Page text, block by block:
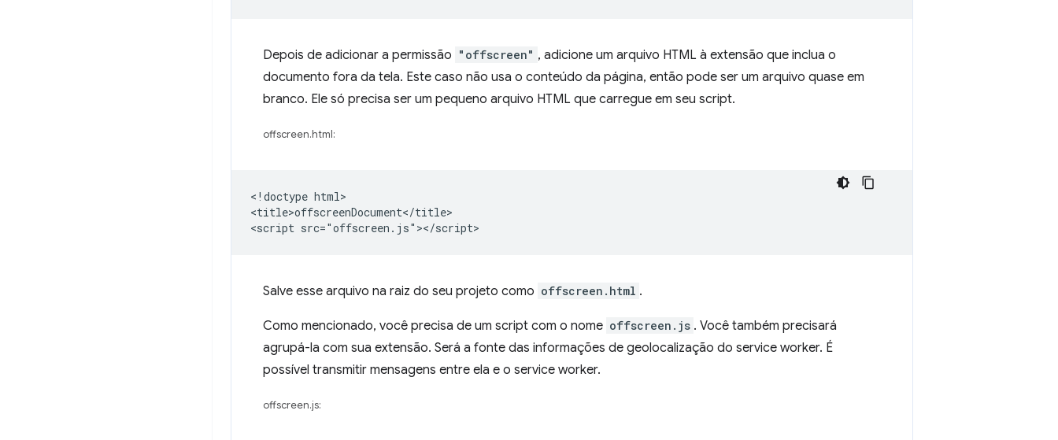
Depois de adicionar a permissão "offscreen" , adicione um arquivo HTML à extensão que inclua o
documento fora da tela. Este caso não usa o conteúdo da página, então pode ser um arquivo quase em
branco. Ele só precisa ser um pequeno arquivo HTML que carregue em seu script.
offscreen.html:
<!doctype html>
<title>offscreenDocument</title>
Salve esse arquivo na raiz do seu projeto como offscreen.html .
Como mencionado, você precisa de um script com o nome offscreen.js . Você também precisará
agrupá-la com sua extensão. Será a fonte das informações de geolocalização do service worker. É
possível transmitir mensagens entre ela e o service worker.
offscreen.js: